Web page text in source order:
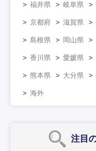
福井県 岐阜県
京都府 滋賀県
島根県 岡山県
香川県 愛媛県
熊本県 大分県
海外
注目